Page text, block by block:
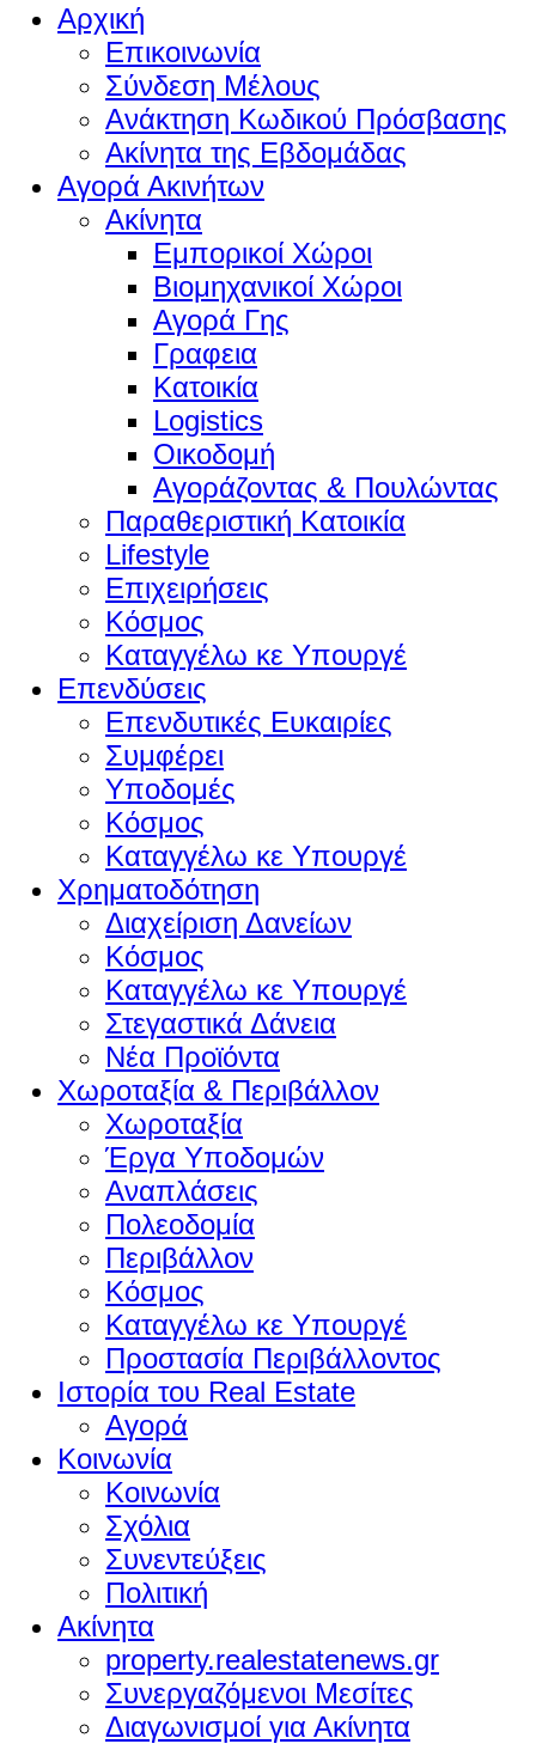
Αρχική
Επικοινωνία
Σύνδεση Μέλους
Ανάκτηση Κωδικού Πρόσβασης
Ακίνητα της Εβδομάδας
Αγορά Ακινήτων
Ακίνητα
Εμπορικοί Χώροι
Βιομηχανικοί Χώροι
Αγορά Γης
Γραφεια
Κατοικία
Logistics
Οικοδομή
Αγοράζοντας & Πουλώντας
Παραθεριστική Κατοικία
Lifestyle
Επιχειρήσεις
Κόσμος
Καταγγέλω κε Υπουργέ
Επενδύσεις
Επενδυτικές Ευκαιρίες
Συμφέρει
Υποδομές
Κόσμος
Καταγγέλω κε Υπουργέ
Χρηματοδότηση
Διαχείριση Δανείων
Κόσμος
Καταγγέλω κε Υπουργέ
Στεγαστικά Δάνεια
Νέα Προϊόντα
Χωροταξία & Περιβάλλον
Χωροταξία
Έργα Υποδομών
Αναπλάσεις
Πολεοδομία
Περιβάλλον
Κόσμος
Καταγγέλω κε Υπουργέ
Προστασία Περιβάλλοντος
Ιστορία του Real Estate
Αγορά
Κοινωνία
Κοινωνία
Σχόλια
Συνεντεύξεις
Πολιτική
Ακίνητα
property.realestatenews.gr
Συνεργαζόμενοι Μεσίτες
Διαγωνισμοί για Ακίνητα